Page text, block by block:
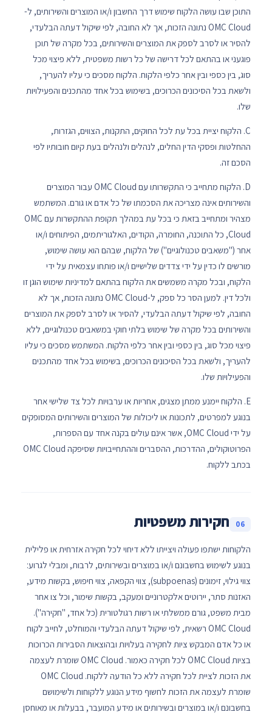
התוכן שבו עושה הלקוח שימוש דרך החשבון ו/או המוצרים והשירותים, ל-
OMC Cloud נתונה הזכות, אך לא החובה, לפי שיקול דעתה הבלעדי,
להסיר או לסרב לספק את המוצרים והשירותים, בכל מקרה של תוכן
פוגעני או בהתאם לכל דרישה של כל רשות משפטית, ללא פיצוי מכל
סוג, בין כספי ובין אחר כלפי הלקוח. הלקוח מסכים כי עליו להעריך,
ולשאת בכל הסיכונים הכרוכים, בשימוש בכל אחד מהתכנים והפעילויות
שלו.
C. הלקוח יציית בכל עת לכל החוקים, התקנות, הצווים, הגזרות,
ההחלטות ופסקי הדין החלים, לנהלים ולנהלים בעת קיום חובותיו לפי
הסכם זה.
D. הלקוח מתחייב כי התקשרותו עם OMC Cloud עבור המוצרים
והשירותים אינה מצריכה את הסכמתו של כל אדם או גורם. המשתמש
מצהיר ומתחייב בזאת כי בכל עת במהלך תקופת ההתקשרות עם OMC
Cloud, כל התוכנה, החומרה, הקודים, האלגוריתמים, הפיתוחים ו/או
אחר ("משאבים טכנולוגיים") של הלקוח, שבהם הוא עושה שימוש,
מורשים לו כדין על ידי צדדים שלישיים ו/או פותחו עצמאית על ידי
הלקוח, ובכל מקרה משמשים את הלקוח בהתאם למדיניות שימוש הוגן זו
ולכל דין. למען הסר כל ספק, ל-OMC Cloud נתונה הזכות, אך לא
החובה, לפי שיקול דעתה הבלעדי, להסיר או לסרב לספק את המוצרים
והשירותים בכל מקרה של שימוש בלתי חוקי במשאבים טכנולוגיים, ללא
פיצוי מכל סוג, בין כספי ובין אחר כלפי הלקוח. המשתמש מסכים כי עליו
להעריך, ולשאת בכל הסיכונים הכרוכים, בשימוש בכל אחד מהתכנים
והפעילויות שלו.
E. הלקוח יימנע ממתן מצגים, אחריות או ערבויות לכל צד שלישי אחר
בנוגע למפרטים, לתכונות או ליכולות של המוצרים והשירותים המסופקים
על ידי OMC Cloud, אשר אינם עולים בקנה אחד עם הספרות,
הפרוטוקולים, ההדרכות, ההסברים וההתחייבויות שסיפקה OMC Cloud
בכתב ללקוח.
06 חקירות משפטיות
הלקוחות ישתפו פעולה ויצייתו ללא דיחוי לכל חקירה אזרחית או פלילית
בנוגע לשימוש בחשבונם ו/או במוצרים ובשירותים, לרבות, ומבלי לגרוע:
צווי גילוי, זימונים (subpoenas), צווי הקפאה, צווי חיפוש, בקשות מידע,
האזנות סתר, יירוטים אלקטרוניים ומעקב, בקשות שימור, וכל צו אחר
מבית משפט, גורם ממשלתי או רשות רגולטורית (כל אחד, "חקירה").
OMC Cloud רשאית, לפי שיקול דעתה הבלעדי והמוחלט, לחייב לקוח
או כל אדם המבקש ציות לחקירה בעלויות ובהוצאות הסבירות הכרוכות
בציות OMC Cloud לכל חקירה כאמור. OMC Cloud שומרת לעצמה
את הזכות לציית לכל חקירה ללא כל הודעה ללקוח. OMC Cloud
שומרת לעצמה את הזכות לחשוף מידע הנוגע ללקוחות ולשימושם
בחשבונם ו/או במוצרים ובשירותים או מידע המועבר, בבעלות או מאוחסן